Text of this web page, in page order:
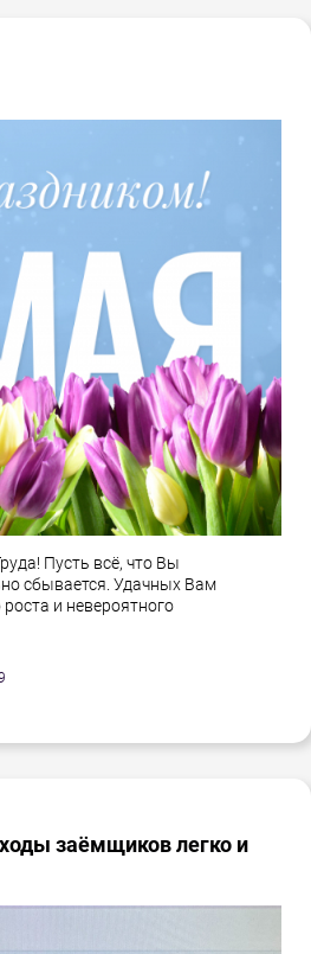
Пусть всё, что Вы
сбывается. Удачных Вам
и невероятного
заёмщиков легко и